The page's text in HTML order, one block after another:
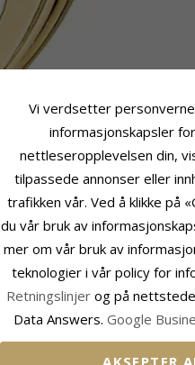
Fatning
Høyde
Høyde
Vi verdsetter
informasjonskapsler
nettleseropplevelsen din,
tilpassede annonser eller
trafikken vår. Ved å klikke på
du vår bruk av
mer om vår bruk av
teknologier i vår policy for
Retningslinjer og på
Data Answers. Google
AKSEPTER